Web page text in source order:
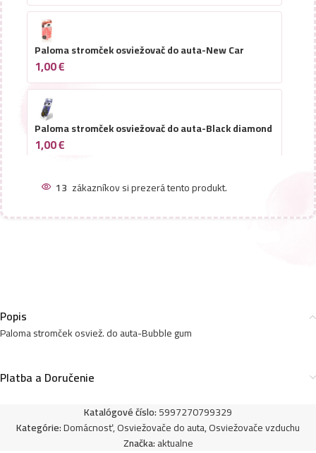
Paloma stromček osviežovač do auta-New Car
1,00€
Paloma stromček osviežovač do auta-Black diamond
1,00€
1,00€
1,00€
Paloma stromček osviežovač do auta-Vanilla
13 zákazníkov si prezerá tento produkt.
Popis
Paloma stromček osviež. do auta-Bubble gum
Platba a Doručenie
Katalógové číslo:5997270799329
Kategórie:Domácnosť,Osviežovače do auta,Osviežovače vzduchu
Značka:aktualne